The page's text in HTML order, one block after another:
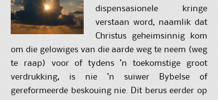
dispensasionele kringe
verstaan word, naamlik dat
Christus geheimsinnig kom
om die gelowiges van die aarde weg te neem (weg
te raap) voor of tydens ’n toekomstige groot
verdrukking, is nie ’n suiwer Bybelse of
gereformeerde beskouing nie. Dit berus eerder op